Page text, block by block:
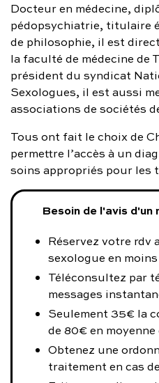
Docteur en médecine,
pédopsychiatrie, titulaire
de philosophie, il est
la faculté de médecine de
président du syndicat
Sexologues, il est aussi
associations de sociétés
Tous ont fait le choix de
permettre l’accès à un
soins appropriés pour les
Besoin de l'avis d'un
Réservez votre rdv
sexologue en
Téléconsultez par
messages
Seulement 35€ la
de 80€ en moyenne
Obtenez une
traitement en cas